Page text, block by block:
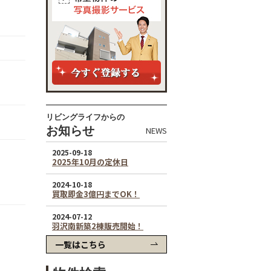
リビングライフからの
お知らせ NEWS
一覧はこちら